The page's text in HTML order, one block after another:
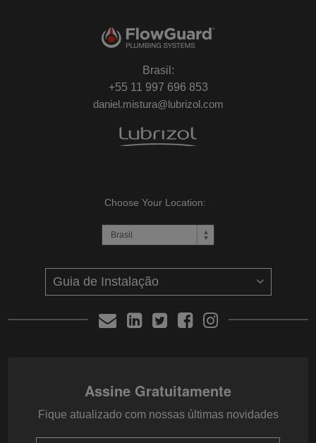
Brasil:
+55 11 997 696 853
daniel.mistura@lubrizol.com
Choose Your Location:
Assine Gratuitamente
Fique atualizado com nossas últimas novidades